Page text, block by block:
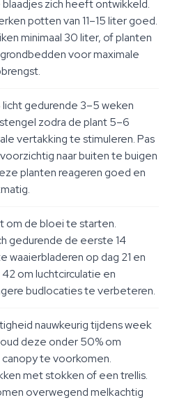
zich heeft ontwikkeld.
potten van 11–15 liter goed.
minimaal 30 liter, of planten
voor maximale
gedurende 3–5 weken
zodra de plant 5–6
vertakking te stimuleren. Pas
naar buiten te buigen
planten reageren goed en
om de bloei te starten.
gedurende de eerste 14
waaierbladeren op dag 21 en
om luchtcirculatie en
budlocaties te verbeteren.
nauwkeurig tijdens week
deze onder 50% om
te voorkomen.
met stokken of een trellis.
overwegend melkachtig